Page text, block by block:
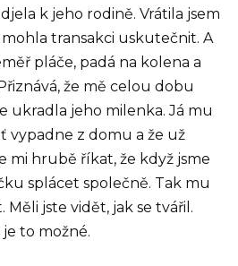
k jeho rodině. Vrátila jsem
mohla transakci uskutečnit. A
pláče, padá na kolena a
že mě celou dobu
ukradla jeho milenka. Já mu
vypadne z domu a že už
mi hrubě říkat, že když jsme
splácet společně. Tak mu
jste vidět, jak se tvářil.
to možné.